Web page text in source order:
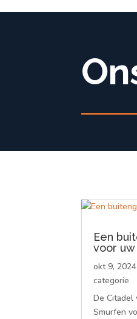
Een
voor
okt 9, 2024
categorie
De Citadel
Smurfen